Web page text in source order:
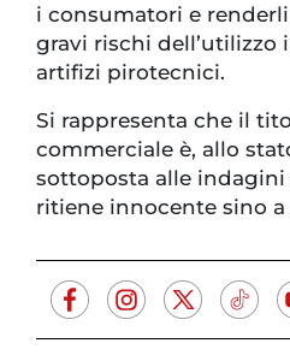
i consumatori e
gravi rischi dell’utilizzo
artifizi pirotecnici.
Si rappresenta che il
commerciale è, allo
sottoposta alle
ritiene innocente sino